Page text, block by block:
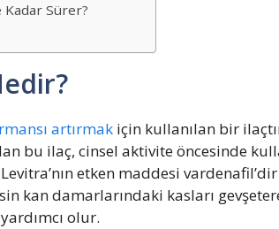
Sürer?
artırmak için kullanılan bir
bu ilaç, cinsel aktivite öncesinde
etken maddesi
kan damarlarındaki kasları
olur.